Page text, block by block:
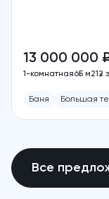
13 000 000
1-комнатная65 м212
Баня Большая
Все